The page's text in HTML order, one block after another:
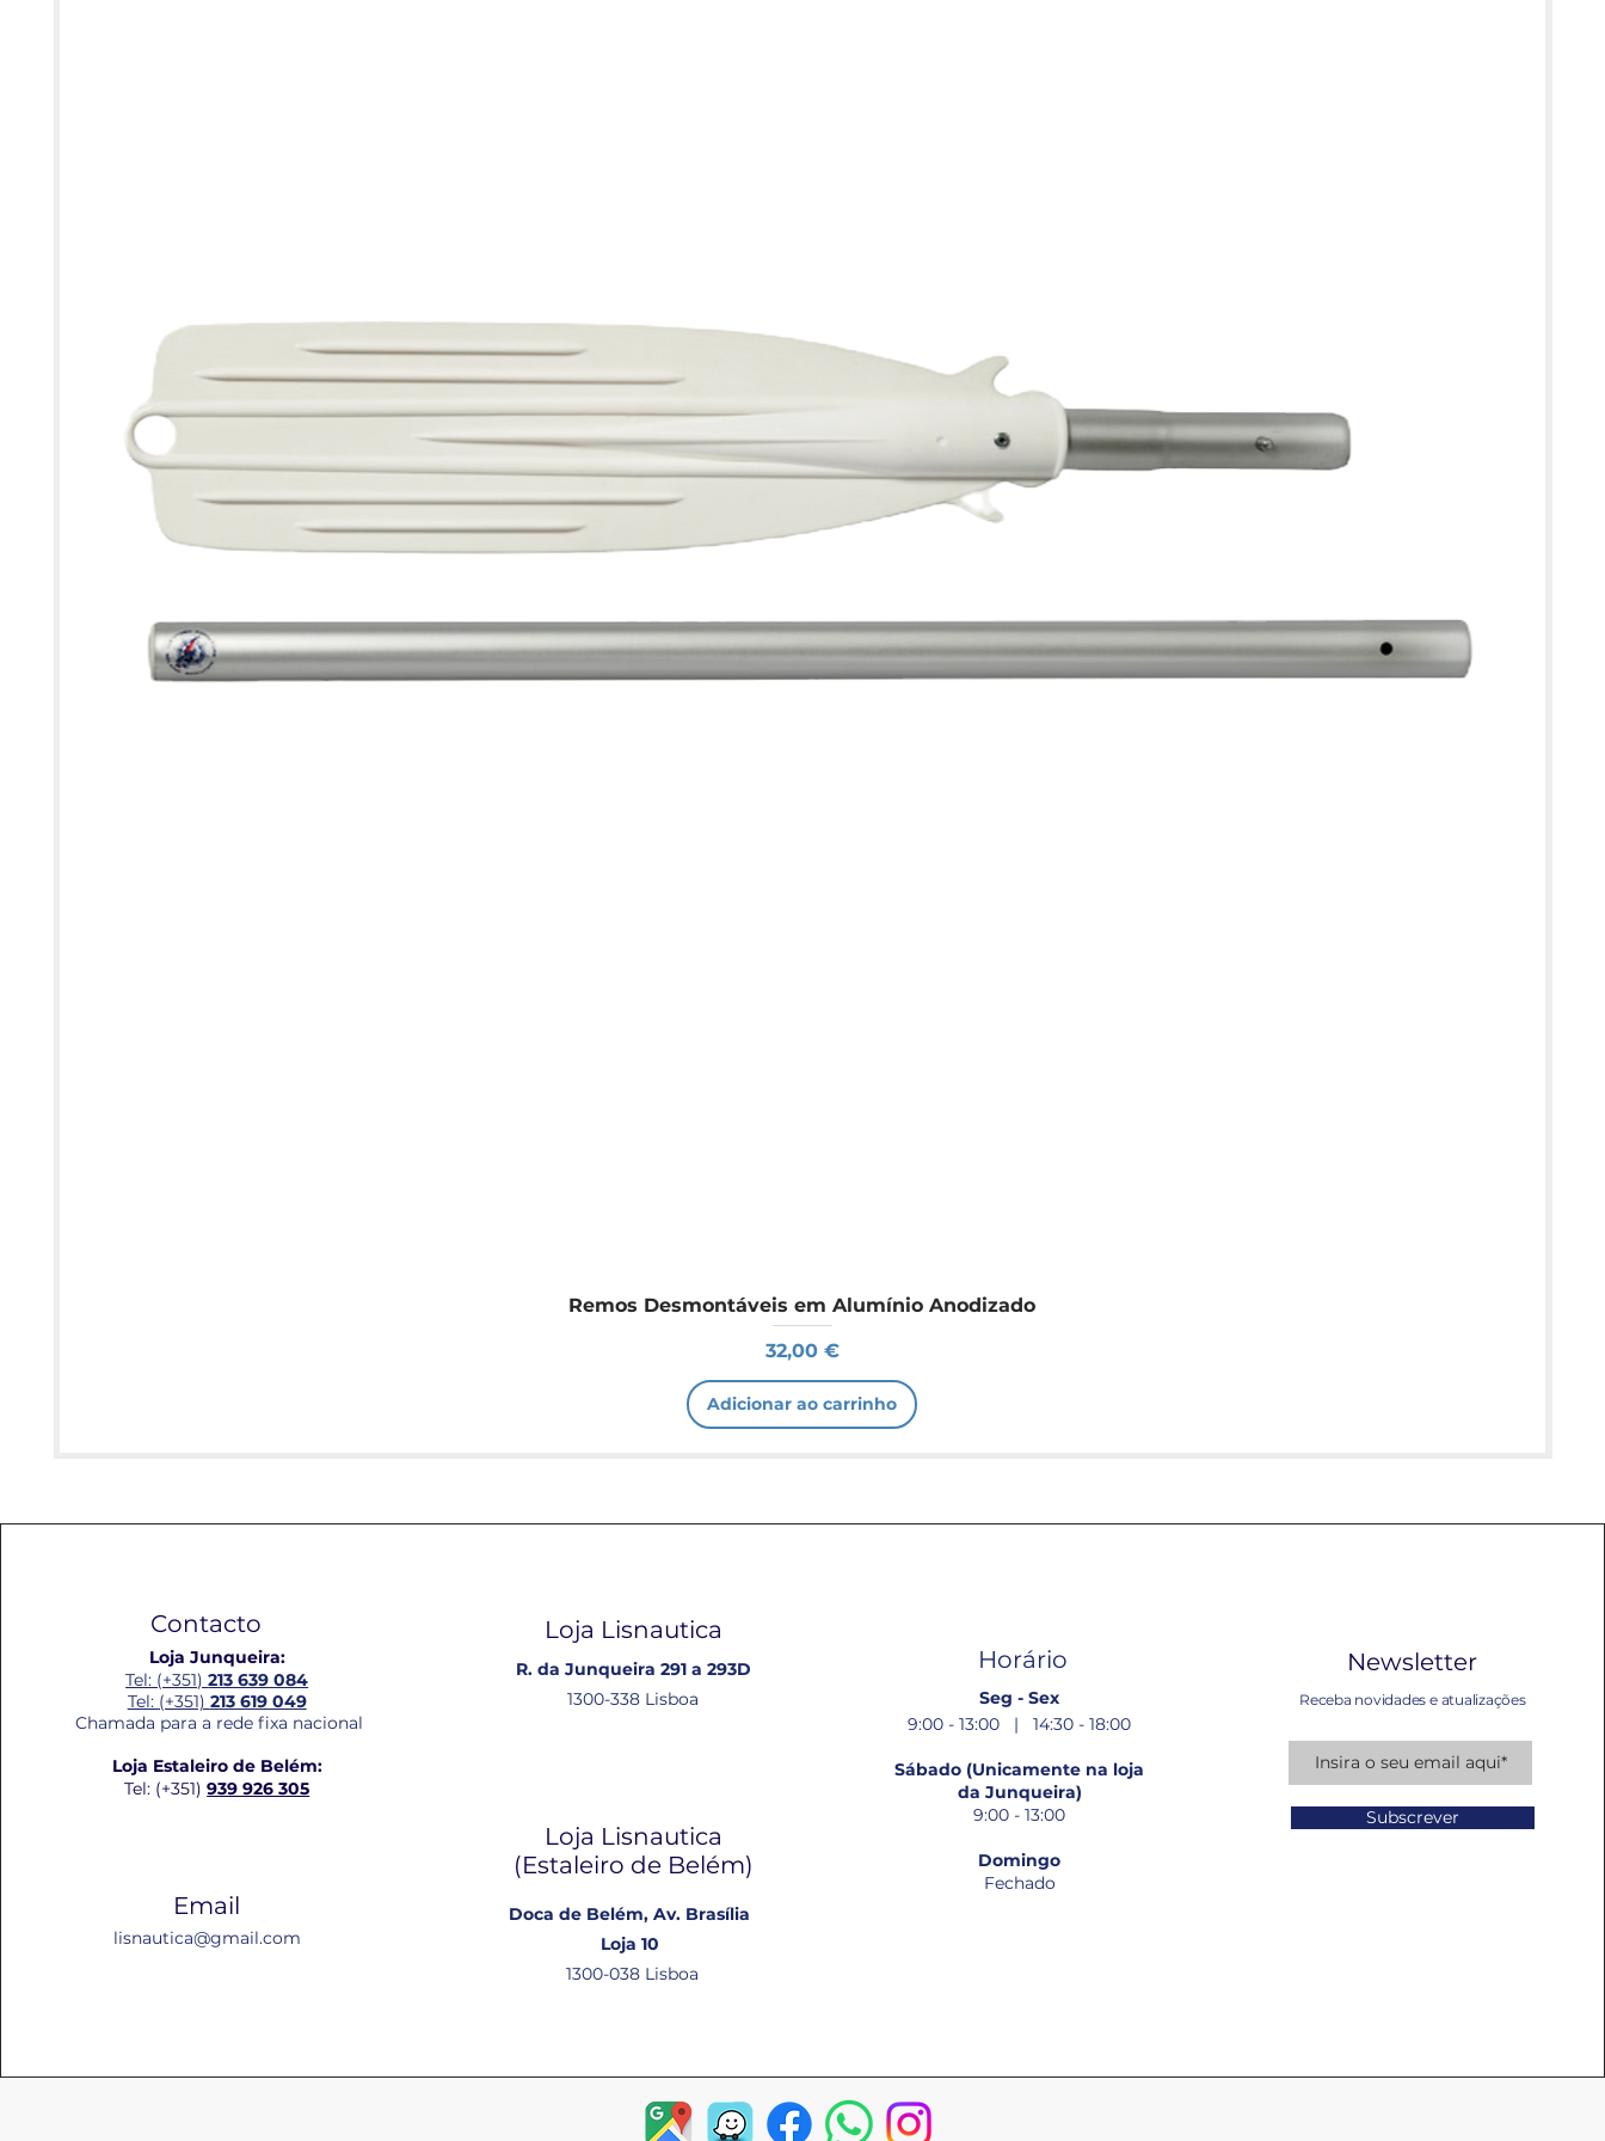
Remos Desmontáveis em Alumínio Anodizado
Preço
32,00 €
Adicionar ao carrinho
Contacto
Loja Junqueira:
Tel: (+351)213 639 084
Tel: (+351) 213 619 049
Chamada para a rede fixa nacional
Loja Estaleiro de Belém:
Tel: (+351)939 926 305
Email
lisnautica@gmail.com
Loja Lisnautica
R. da Junqueira 291 a 293D
1300-338 Lisboa
Loja Lisnautica
(Estaleiro de Belém​)
Doca de Belém, Av. Brasília
Loja 10
1300-038 Lisboa
Horário
Seg - Sex
9:00 - 13:00 | 14:30 - 18:00
Sábado (Unicamente na loja
da Junqueira)
9:00 - 13:00
Domingo
Fechado
Newsletter
Receba novidades e atualizações
Subscrever